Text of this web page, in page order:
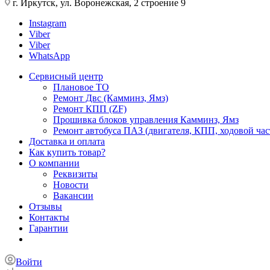
г. Иркутск, ул. Воронежская, 2 строение 9
Instagram
Viber
Viber
WhatsApp
Сервисный центр
Плановое ТО
Ремонт Двс (Камминз, Ямз)
Ремонт КПП (ZF)
Прошивка блоков управления Камминз, Ямз
Ремонт автобуса ПАЗ (двигателя, КПП, ходовой
Доставка и оплата
Как купить товар?
О компании
Реквизиты
Новости
Вакансии
Отзывы
Контакты
Гарантии
Войти